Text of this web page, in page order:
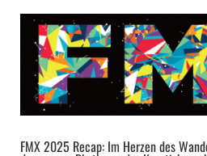
FMX 2025 Recap: Im Herzen des